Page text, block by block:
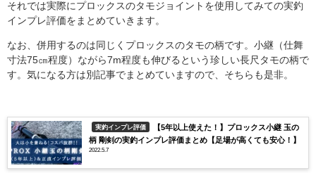
それでは実際にプロックスのタモジョイントを使用してみての実釣
インプレ評価をまとめていきます。
なお、併用するのは同じくプロックスのタモの柄です。小継（仕舞
寸法75㎝程度）ながら7m程度も伸びるという珍しい長尺タモの柄で
す。気になる方は別記事でまとめていますので、そちらも是非。
実釣インプレ評価
【5年以上使えた！】プロックス小継 玉の
柄 剛剣の実釣インプレ評価まとめ【足場が高くても安心！】
2022.5.7